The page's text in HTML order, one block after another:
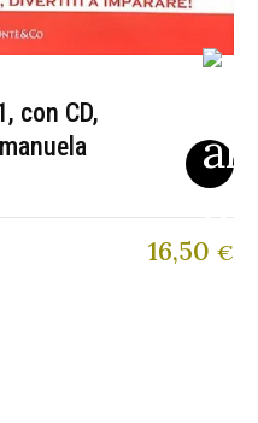
con CD,
16,50 €